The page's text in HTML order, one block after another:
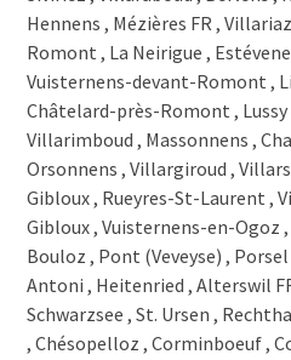
1712 Tafers
1700 Fribourg
1699 Porsel
1699 Pont (Veveyse)
1699 Bouloz
1697 Les Ecasseys
1697 La Joux FR
1696 Vuisternens-en-Ogoz
1695 Villarsel-le-Gibloux
1695 Villarlod
1695 Rueyres-St-Laurent
1695 Estavayer-le-Gibloux
1694 Villarsiviriaux